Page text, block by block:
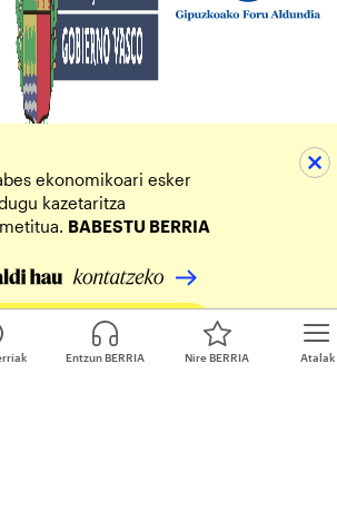
Atalak
Entzun BERRIA Nire BERRIA
ekonomikoari esker
kazetaritza
BABESTU BERRIA
zure ekarpena